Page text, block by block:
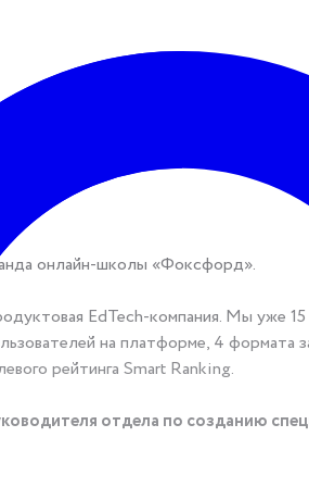
онлайн-школы «Фоксфорд».
EdTech-компания. Мы уже
на платформе, 4 формата
рейтинга Smart Ranking.
отдела по созданию